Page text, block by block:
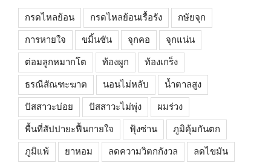
กรดไหลย้อน กรดไหลย้อนเรื้อรัง กษัยจุก
การหายใจ ขมิ้นชัน จุกคอ จุกแน่น
ต่อมลูกหมากโต ท้องผูก ท้องเกร็ง
ธรณีสัณฑะฆาต นอนไม่หลับ น้ำตาลสูง
ปัสสาวะบ่อย ปัสสาวะไม่พุ่ง ผมร่วง
พื้นที่สัปปายะฟื้นกายใจ ฟุ้งซ่าน ภูมิคุ้มกันตก
ภูมิแพ้ ยาหอม ลดความวิตกกังวล ลดไขมัน